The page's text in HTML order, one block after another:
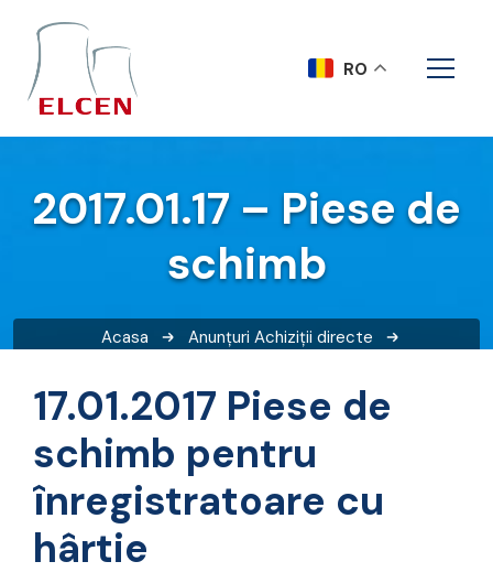
2017.01.17 – Piese de
schimb
Acasa Anunțuri Achiziții directe
17.01.2017 Piese de
schimb pentru
înregistratoare cu
hârtie
RO